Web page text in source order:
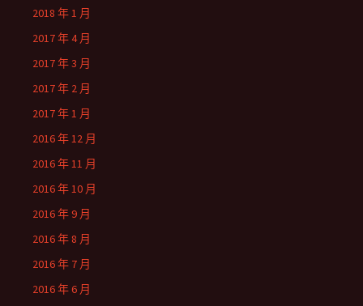
2018 年 1 月
2017 年 4 月
2017 年 3 月
2017 年 2 月
2017 年 1 月
2016 年 12 月
2016 年 11 月
2016 年 10 月
2016 年 9 月
2016 年 8 月
2016 年 7 月
2016 年 6 月